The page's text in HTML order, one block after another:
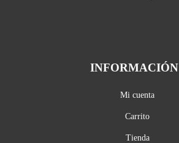
INFORMACIÓN
Mi cuenta
Carrito
Tienda